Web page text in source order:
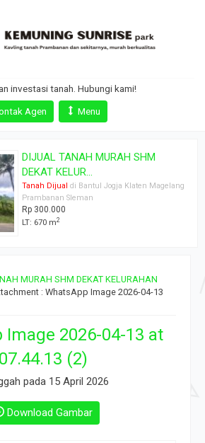
investasi tanah. Hubungi kami!
Agen
Menu
DIJUAL TANAH MURAH SHM
DEKAT KELUR...
Tanah Dijual di Bantul Jogja Klaten Magelang
Prambanan Sleman
Rp 300.000
LT: 670 m2
MURAH SHM DEKAT KELURAHAN
: WhatsApp Image 2026-04-13
Image 2026-04-13 at
07.44.13 (2)
pada 15 April 2026
Download Gambar